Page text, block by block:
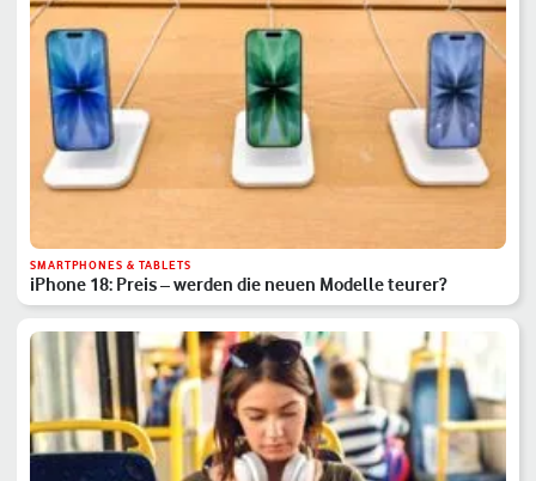
SMARTPHONES & TABLETS
iPhone 18: Preis – werden die neuen Modelle teurer?